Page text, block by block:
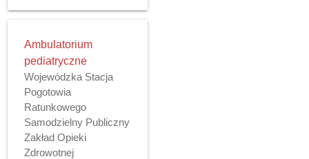
Ambulatorium
pediatryczne
Wojewódzka Stacja
Pogotowia
Ratunkowego
Samodzielny Publiczny
Zakład Opieki
Zdrowotnej